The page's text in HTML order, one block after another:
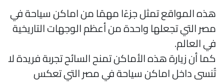
المواقع تمثل جزءًا مهمًا من اماكن سياحة في
التي تجعلها واحدة من أعظم الوجهات التاريخية
العالم.
أن زيارة هذه الأماكن تمنح السائح تجربة فريدة لا
داخل اماكن سياحة في مصر التي تعكس